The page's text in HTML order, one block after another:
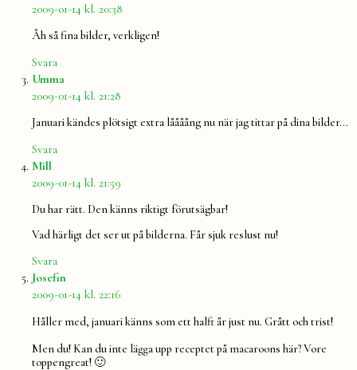
2009-01-14 kl. 20:38
Åh så fina bilder, verkligen!
Svara
Umma
2009-01-14 kl. 21:28
Januari kändes plötsigt extra låååång nu när jag tittar på dina bilder…
Svara
Mill
2009-01-14 kl. 21:59
Du har rätt. Den känns riktigt förutsägbar!
Vad härligt det ser ut på bilderna. Får sjuk reslust nu!
Svara
Josefin
2009-01-14 kl. 22:16
Håller med, januari känns som ett halft år just nu. Grått och trist!
Men du! Kan du inte lägga upp receptet på macaroons här? Vore
toppengreat! 🙂